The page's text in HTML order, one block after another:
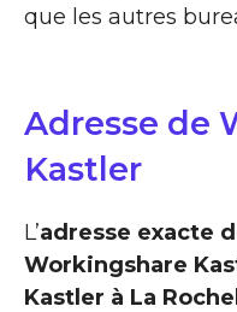
que les autres
Adresse de
Kastler
L’adresse exacte
Workingshare
Kastler à La